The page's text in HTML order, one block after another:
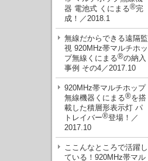
器 電池式 くにまる®完
成！／2018.1
無線だからできる遠隔監
視 920MHz帯マルチホッ
プ無線くにまる®の納入
事例 その4／2017.10
920MHz帯マルチホップ
無線機器くにまる®を搭
載した積層形表示灯 パ
トレイバー®登場！／
2017.10
ここんなところで活躍し
ている！920MHz帯マル